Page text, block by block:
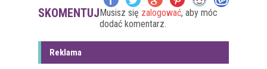
SKOMENTUJMusisz się zalogować, aby móc
dodać komentarz.
Reklama